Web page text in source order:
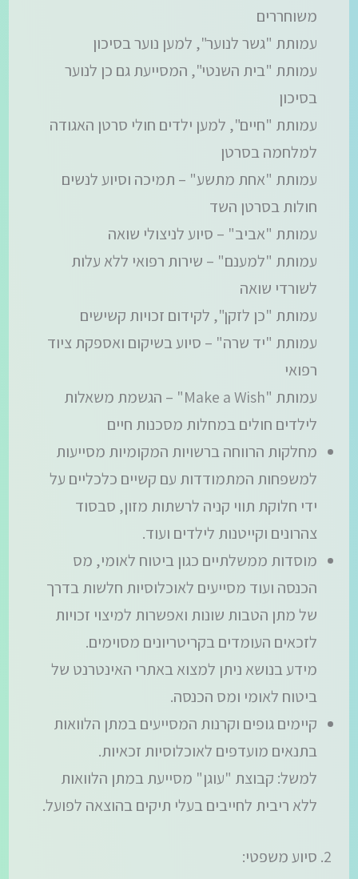
משוחררים
עמותת "גשר לנוער", למען נוער בסיכון
עמותת "בית השנטי", המסייעת גם כן לנוער
בסיכון
עמותת "חיים", למען ילדים חולי סרטן האגודה
למלחמה בסרטן
עמותת "אחת מתשע" – תמיכה וסיוע לנשים
חולות בסרטן השד
עמותת "אביב" – סיוע לניצולי שואה
עמותת "למענם" – שירות רפואי ללא עלות
לשורדי שואה
עמותת "כן לזקן", לקידום זכויות קשישים
עמותת "יד שרה" – סיוע בשיקום ואספקת ציוד
רפואי
עמותת "Make a Wish" – הגשמת משאלות
לילדים חולים במחלות מסכנות חיים
מחלקות הרווחה ברשויות המקומיות מסייעות
למשפחות המתמודדות עם קשיים כלכליים על
ידי חלוקת תווי קניה לרשתות מזון, סבסוד
צהרונים וקייטנות לילדים ועוד.
מוסדות ממשלתיים כגון ביטוח לאומי, מס
הכנסה ועוד מסייעים לאוכלוסיות חלשות בדרך
של מתן הטבות שונות ואפשרות למיצוי זכויות
לזכאים העומדים בקריטריונים מסוימים.
מידע בנושא ניתן למצוא באתרי האינטרנט של
ביטוח לאומי ומס הכנסה.
קיימים גופים וקרנות המסייעים במתן הלוואות
בתנאים מועדפים לאוכלוסיות זכאיות.
למשל: קבוצת "עוגן" מסייעת במתן הלוואות
ללא ריבית לחייבים בעלי תיקים בהוצאה לפועל.
סיוע משפטי: